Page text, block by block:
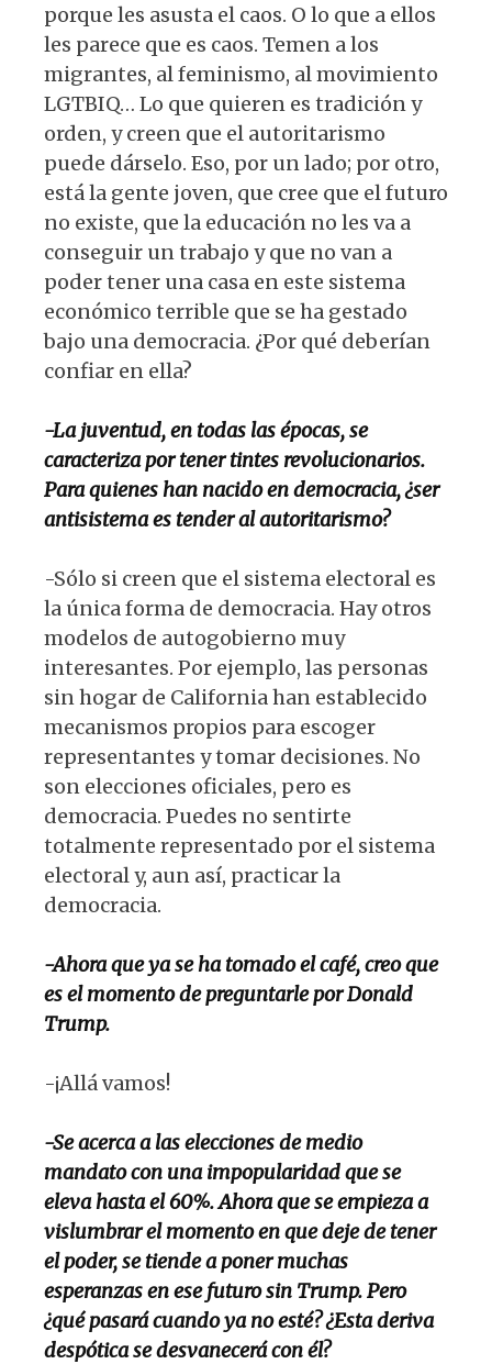
porque les asusta el caos. O lo que a ellos
les parece que es caos. Temen a los
migrantes, al feminismo, al movimiento
LGTBIQ… Lo que quieren es tradición y
orden, y creen que el autoritarismo
puede dárselo. Eso, por un lado; por otro,
está la gente joven, que cree que el futuro
no existe, que la educación no les va a
conseguir un trabajo y que no van a
poder tener una casa en este sistema
económico terrible que se ha gestado
bajo una democracia. ¿Por qué deberían
confiar en ella?
-La juventud, en todas las épocas, se
caracteriza por tener tintes revolucionarios.
Para quienes han nacido en democracia, ¿ser
antisistema es tender al autoritarismo?
-Sólo si creen que el sistema electoral es
la única forma de democracia. Hay otros
modelos de autogobierno muy
interesantes. Por ejemplo, las personas
sin hogar de California han establecido
mecanismos propios para escoger
representantes y tomar decisiones. No
son elecciones oficiales, pero es
democracia. Puedes no sentirte
totalmente representado por el sistema
electoral y, aun así, practicar la
democracia.
-Ahora que ya se ha tomado el café, creo que
es el momento de preguntarle por Donald
Trump.
-¡Allá vamos!
-Se acerca a las elecciones de medio
mandato con una impopularidad que se
eleva hasta el 60%. Ahora que se empieza a
vislumbrar el momento en que deje de tener
el poder, se tiende a poner muchas
esperanzas en ese futuro sin Trump. Pero
¿qué pasará cuando ya no esté? ¿Esta deriva
despótica se desvanecerá con él?